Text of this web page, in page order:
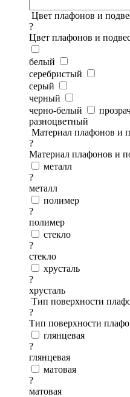
Цвет плафонов и
?
Цвет плафонов и
белый
серебристый
серый
черный
черно-белый
разноцветный
Материал плафонов и
?
Материал плафонов и
металл
?
металл
полимер
?
полимер
стекло
?
стекло
хрусталь
?
хрусталь
Тип поверхности
?
Тип поверхности
глянцевая
?
глянцевая
матовая
?
матовая